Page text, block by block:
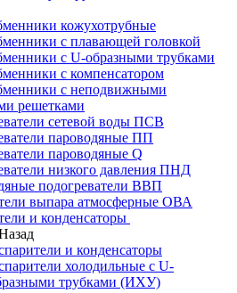
кожухотрубные
с плавающей головкой
с U-образными трубками
с компенсатором
с неподвижными
решетками
сетевой воды ПСВ
пароводяные ПП
пароводяные Q
низкого давления ПНД
подогреватели ВВП
выпара атмосферные ОВА
и конденсаторы
и конденсаторы
холодильные с U-
трубками (ИХУ)